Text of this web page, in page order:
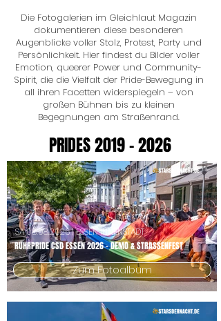
Die Fotogalerien im Gleichlaut Magazin
dokumentieren diese besonderen
Augenblicke voller Stolz, Protest, Party und
Persönlichkeit. Hier findest du Bilder voller
Emotion, queerer Power und Community-
Spirit, die die Vielfalt der Pride-Bewegung in
all ihren Facetten widerspiegeln – von
großen Bühnen bis zu kleinen
Begegnungen am Straßenrand.
PRIDES2019 - 2026
RUHRPRIDE CSD ESSEN 2026 - DEMO & STRASSENFEST
SA08.08.2026| ESSEN INNENSTADT
Zum Fotoalbum